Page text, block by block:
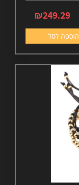
₪249.29
הוספה לסל